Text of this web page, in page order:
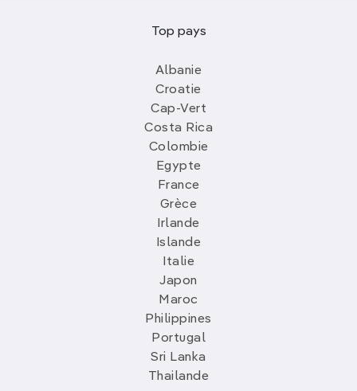
Top pays
Albanie
Croatie
Cap-Vert
Costa Rica
Colombie
Egypte
France
Grèce
Irlande
Islande
Italie
Japon
Maroc
Philippines
Portugal
Sri Lanka
Thailande